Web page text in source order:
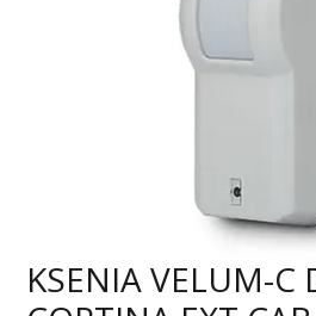
KSENIA VELUM-C